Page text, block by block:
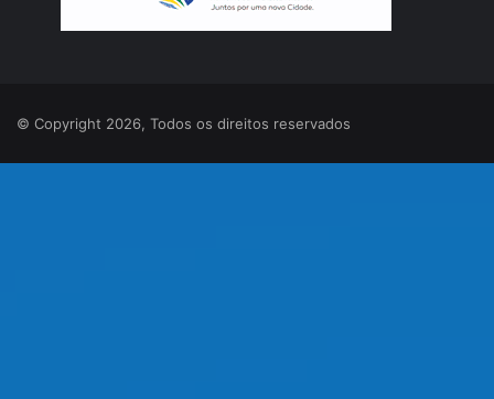
© Copyright 2026, Todos os direitos reservados